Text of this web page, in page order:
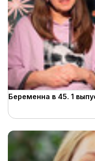
Беременна в 45. 1